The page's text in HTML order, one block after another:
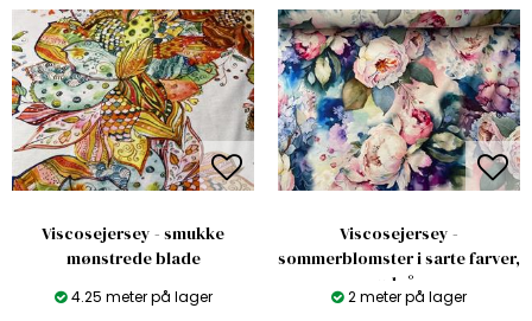
Viscosejersey - smukke
mønstrede blade
4.25 meter på lager
Viscosejersey -
sommerblomster i sarte farver,
udgår
2 meter på lager